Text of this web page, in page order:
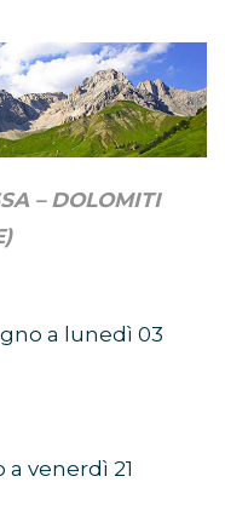
– DOLOMITI
a lunedì 03
a venerdì 21